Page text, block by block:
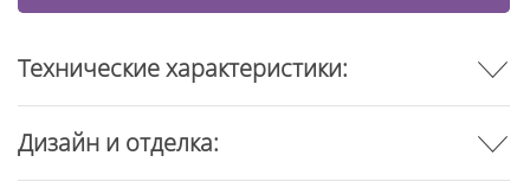
Технические характеристики:
Дизайн и отделка: